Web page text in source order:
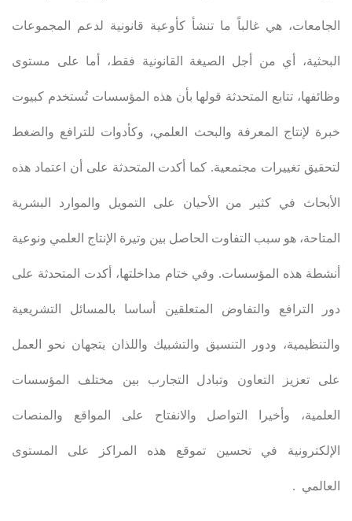
الجامعات، هي غالباً ما تنشأ كأوعية قانونية لدعم المجموعات
البحثية، أي من أجل الصيغة القانونية فقط، أما على مستوى
وظائفها، تتابع المتحدثة قولها بأن هذه المؤسسات تُستخدم كبيوت
خبرة لإنتاج المعرفة والبحث العلمي، وكأدوات للترافع والضغط
لتحقيق تغييرات مجتمعية. كما أكدت المتحدثة على أن اعتماد هذه
الأبحاث في كثير من الأحيان على التمويل والموارد البشرية
المتاحة، هو سبب التفاوت الحاصل بين وتيرة الإنتاج العلمي ونوعية
أنشطة هذه المؤسسات. وفي ختام مداخلتها، أكدت المتحدثة على
دور الترافع والتفاوض المتعلقين أساسا بالمسائل التشريعية
والتنظيمية، ودور التنسيق والتشبيك واللذان يتجهان نحو العمل
على تعزيز التعاون وتبادل التجارب بين مختلف المؤسسات
العلمية، وأخيرا التواصل والانفتاح على المواقع والمنصات
الإلكترونية في تحسين تموقع هذه المراكز على المستوى
العالمي .